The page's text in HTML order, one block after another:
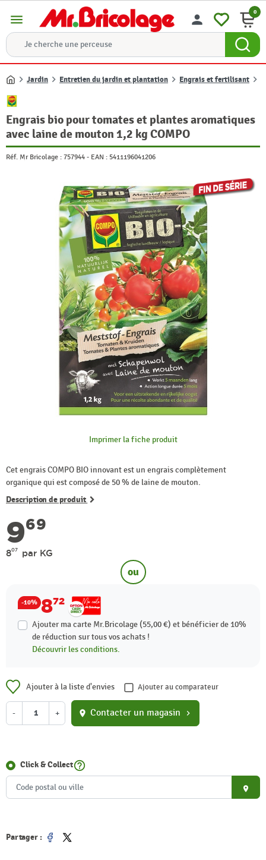
menu person 0
Accueil
Jardin Entretien du jardin et plantation Engrais et fertilisant
Engrais bio pour tomates et plantes aromatiques
avec laine de mouton 1,2 kg COMPO
Réf. Mr Bricolage : 757944 - EAN : 5411196041206
Imprimer la fiche produit
Cet engrais COMPO BIO innovant est un engrais complètement
organique qui est composé de 50 % de laine de mouton.
Description de produit
969
807 par KG
ou
-10% 872
Ajouter ma carte Mr.Bricolage (55,00 €) et bénéficier de 10%
de réduction sur tous vos achats !
Découvrir les conditions.
Ajouter à la liste d'envies Ajouter au comparateur
- + location_on Contacter un magasin chevron_right
Click & Collecthelp_outline
place
Partager :
Partager
Tweet